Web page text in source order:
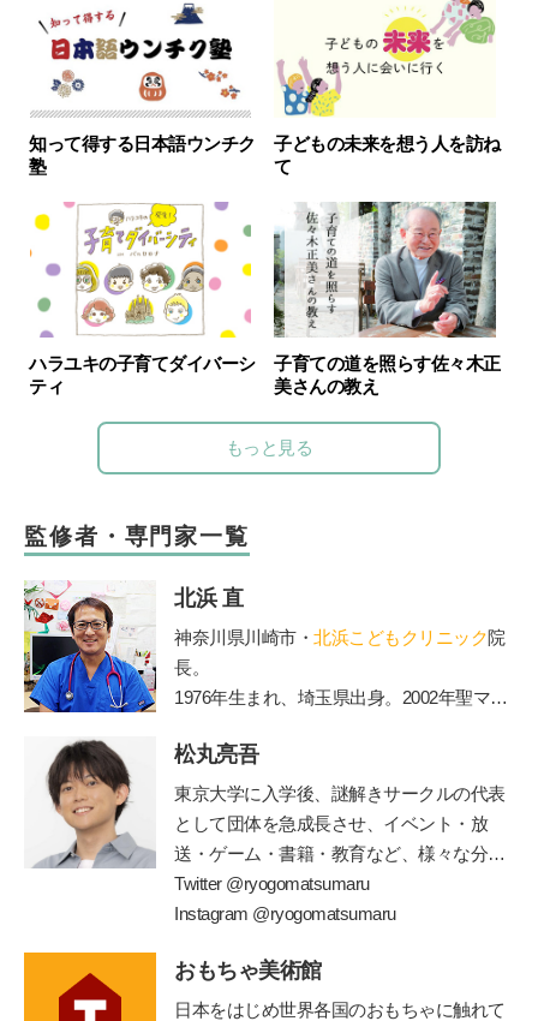
知って得する日本語ウンチク
塾
子どもの未来を想う人を訪ね
て
ハラユキの子育てダイバーシ
ティ
子育ての道を照らす佐々木正
美さんの教え
もっと見る
監修者・専門家一覧
北浜 直
神奈川県川崎市・ 北浜こどもクリニック院
長。
1976年生まれ、埼玉県出身。2002年聖マリ
院の新生児科医長務める。2010年に北浜こ
どもクリニックを開院。2012年医療法人社
団ペルセウス設立。The Japan Times誌の
「アジアのリーダー100人」に、2015年か
ら3年連続選出されている。
松丸亮吾
東京大学に入学後、謎解きサークルの代表
として団体を急成長させ、イベント・放
送・ゲーム・書籍・教育など、様々な分野
で一大ブームを巻き起こしている
の仕掛け人。現在は東大発の謎解きクリエ
とともに様々なメディアに謎解きを仕掛け
ている。監修書籍に、『東大ナゾトレ』シ
Twitter @ryogomatsumaru
Instagram @ryogomatsumaru
おもちゃ美術館
日本をはじめ世界各国のおもちゃに触れて